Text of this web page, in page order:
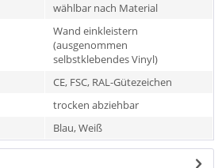
wählbar nach Material
Wand einkleistern
(ausgenommen
selbstklebendes Vinyl)
CE, FSC, RAL-Gütezeichen
trocken abziehbar
Blau, Weiß